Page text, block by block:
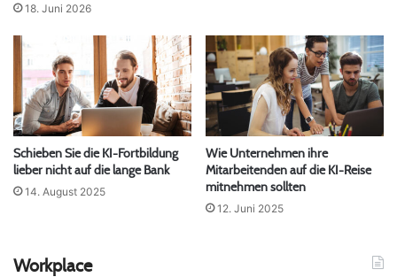
18. Juni 2026
Schieben Sie die KI-Fortbildung
lieber nicht auf die lange Bank
14. August 2025
Wie Unternehmen ihre
Mitarbeitenden auf die KI-Reise
mitnehmen sollten
12. Juni 2025
Workplace